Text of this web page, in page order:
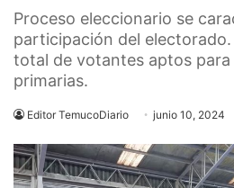
Proceso eleccionario se
participación del electorado.
total de votantes aptos
primarias.
Editor TemucoDiario junio 10, 2024